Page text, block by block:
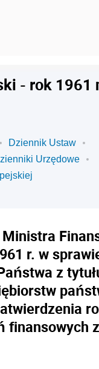
- rok 1961
Dziennik Ustaw
Urzędowe
r. w
z
finansowych